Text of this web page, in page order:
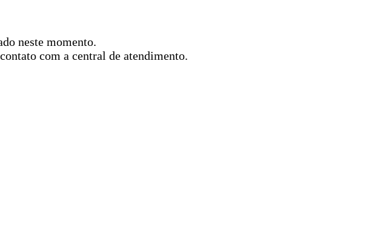
neste momento.
com a central de atendimento.